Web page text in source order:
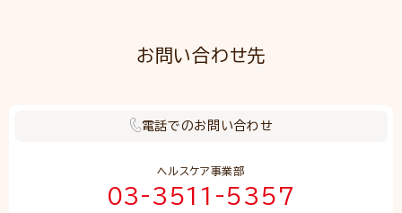
お問い合わせ先
電話でのお問い合わせ
ヘルスケア事業部
03-3511-5357